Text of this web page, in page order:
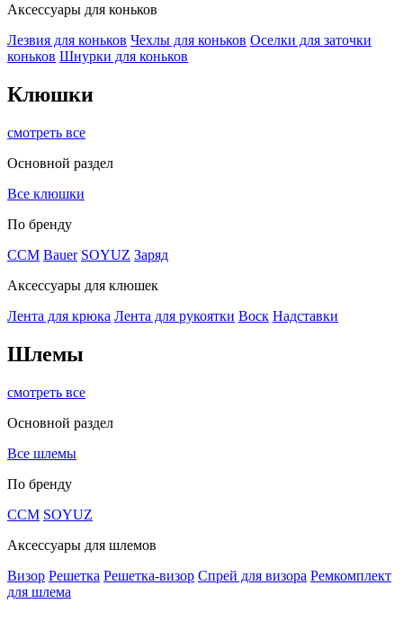
Аксессуары для коньков
Лезвия для коньков Чехлы для коньков Оселки для заточки
коньков Шнурки для коньков
Клюшки
смотреть все
Основной раздел
Все клюшки
По бренду
CCM Bauer SOYUZ Заряд
Аксессуары для клюшек
Лента для крюка Лента для рукоятки Воск Надставки
Шлемы
смотреть все
Основной раздел
Все шлемы
По бренду
CCM SOYUZ
Аксессуары для шлемов
Визор Решетка Решетка-визор Спрей для визора Ремкомплект
для шлема